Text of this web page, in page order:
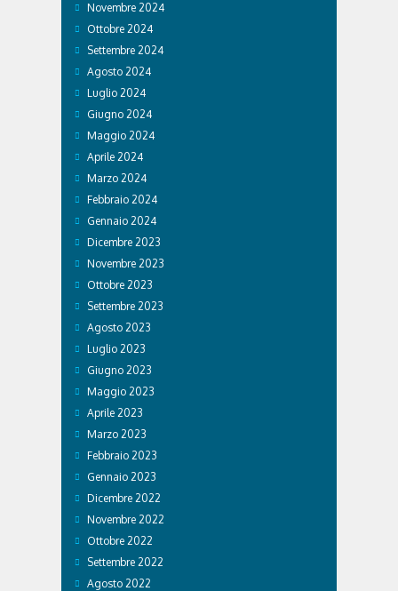
Novembre 2024
Ottobre 2024
Settembre 2024
Agosto 2024
Luglio 2024
Giugno 2024
Maggio 2024
Aprile 2024
Marzo 2024
Febbraio 2024
Gennaio 2024
Dicembre 2023
Novembre 2023
Ottobre 2023
Settembre 2023
Agosto 2023
Luglio 2023
Giugno 2023
Maggio 2023
Aprile 2023
Marzo 2023
Febbraio 2023
Gennaio 2023
Dicembre 2022
Novembre 2022
Ottobre 2022
Settembre 2022
Agosto 2022